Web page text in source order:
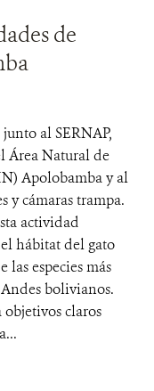
de
al SERNAP,
Área Natural de
Apolobamba y al
y cámaras trampa.
actividad
hábitat del gato
especies más
bolivianos.
objetivos claros